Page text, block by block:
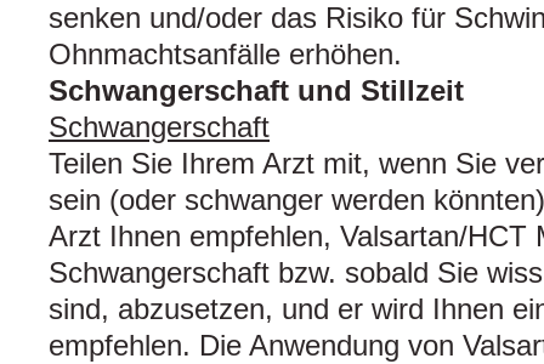
senken und/oder das Risiko für
Ohnmachtsanfälle erhöhen.
Schwangerschaft und Stillzeit
Schwangerschaft
Teilen Sie Ihrem Arzt mit, wenn Sie
sein (oder schwanger werden
Arzt Ihnen empfehlen, Valsartan/HCT
Schwangerschaft bzw. sobald Sie
sind, abzusetzen, und er wird Ihnen
empfehlen. Die Anwendung von